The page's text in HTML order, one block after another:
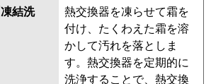
FDTV456H6SA FDTV456H6SA-rak
FDTV456H6SA-airf
FDTV456H6SA-osj
GUSA04513PXU
GUSA04513PMUB
RUSA04533MUB RUSA04533XU
RUSA04533MU RUSA04533M
RUSA04533X AUSA04577X
結洗
熱交換器を凍らせて霜を
付け、たくわえた霜を溶
かして汚れを落としま
す。熱交換器を定期的に
洗浄することで、熱交換